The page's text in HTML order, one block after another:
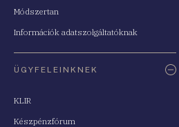
Módszertan
Információk adatszolgáltatóknak
ÜGYFELEINKNEK
KLIR
Készpénzfórum